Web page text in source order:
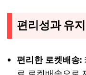
편리성과 유지
편리한 로켓배송: